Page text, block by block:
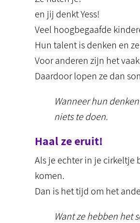
en jij denkt Yess!
Veel hoogbegaafde
Hun talent is denken en
Voor anderen zijn het
Daardoor lopen ze dan
Wanneer hun
niets te doen.
Haal ze eruit!
Als je echter in je
komen.
Dan is het tijd om het
Want ze hebben het